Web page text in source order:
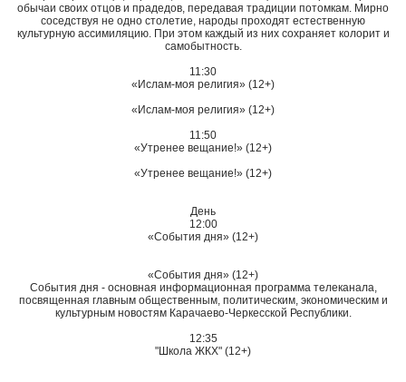
обычаи своих отцов и прадедов, передавая традиции потомкам. Мирно
соседствуя не одно столетие, народы проходят естественную
культурную ассимиляцию. При этом каждый из них сохраняет колорит и
самобытность.
11:30
«Ислам-моя религия» (12+)
«Ислам-моя религия» (12+)
11:50
«Утренее вещание!» (12+)
«Утренее вещание!» (12+)
День
12:00
«События дня» (12+)
«События дня» (12+)
События дня - основная информационная программа телеканала,
посвященная главным общественным, политическим, экономическим и
культурным новостям Карачаево-Черкесской Республики.
12:35
"Школа ЖКХ" (12+)